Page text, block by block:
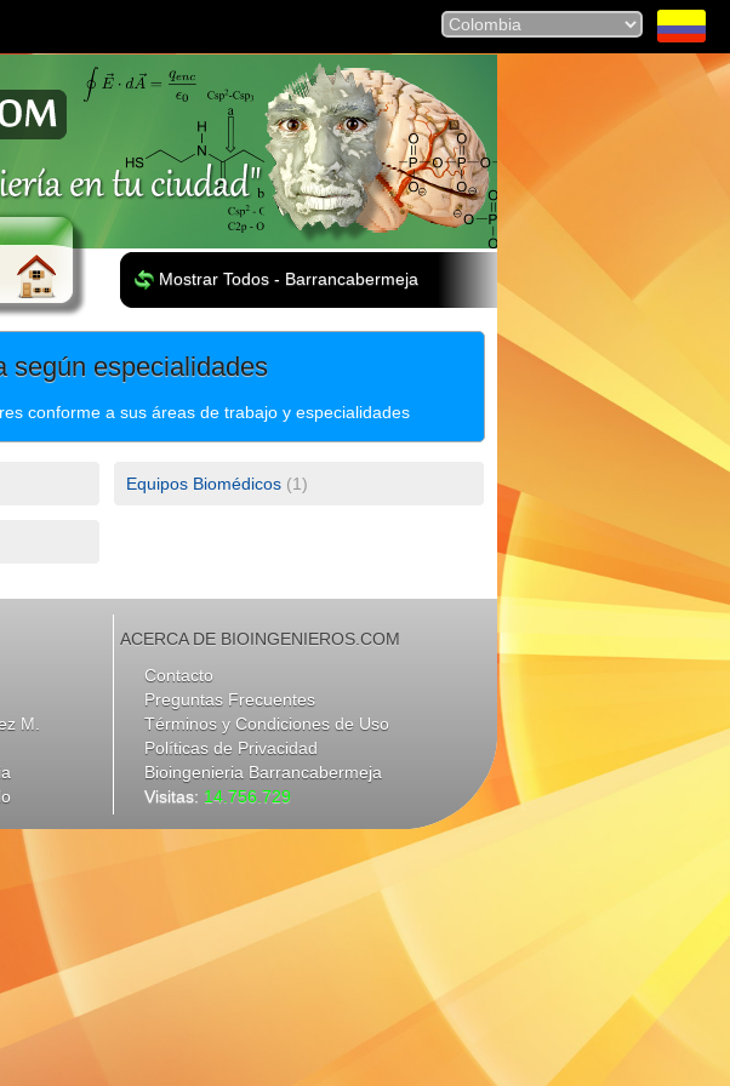
Mostrar Todos - Barrancabermeja
según especialidades
conforme a sus áreas de trabajo y especialidades
Equipos Biomédicos (1)
M.
ACERCA DE BIOINGENIEROS.COM
Contacto
Preguntas Frecuentes
Términos y Condiciones de Uso
Políticas de Privacidad
Bioingenieria Barrancabermeja
Visitas: 14.756.729